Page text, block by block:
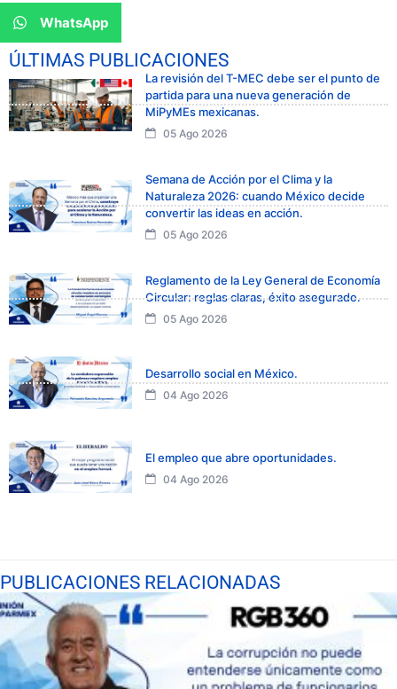
WhatsApp
ÚLTIMAS PUBLICACIONES
La revisión del T-MEC debe ser el punto de
partida para una nueva generación de
MiPyMEs mexicanas.
05 Ago 2026
Semana de Acción por el Clima y la
Naturaleza 2026: cuando México decide
convertir las ideas en acción.
05 Ago 2026
Reglamento de la Ley General de Economía
Circular: reglas claras, éxito asegurado.
05 Ago 2026
Desarrollo social en México.
04 Ago 2026
El empleo que abre oportunidades.
04 Ago 2026
PUBLICACIONES RELACIONADAS